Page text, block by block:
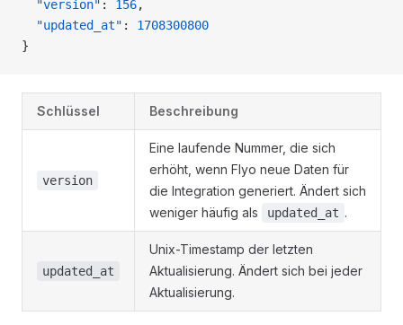
  "version"
: 156,
  "updated_at"
: 1708300800
}
Schlüssel Beschreibung
version
Eine laufende Nummer, die sich
erhöht, wenn Flyo neue Daten für
die Integration generiert. Ändert sich
weniger häufig als
updated_at .
updated_at
Unix-Timestamp der letzten
Aktualisierung. Ändert sich bei jeder
Aktualisierung.